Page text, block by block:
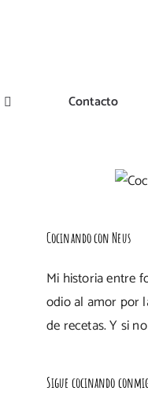
Contacto
Cocinando con Neus
Mi historia entre
odio al amor por
de recetas. Y si
Sigue cocinando